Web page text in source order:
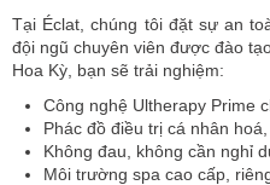
Tại Éclat, chúng tôi đặt sự an
đội ngũ chuyên viên được đào
Hoa Kỳ, bạn sẽ trải nghiệm:
Công nghệ Ultherapy Prime
Phác đồ điều trị cá nhân
Không đau, không cần nghỉ
Môi trường spa cao cấp,